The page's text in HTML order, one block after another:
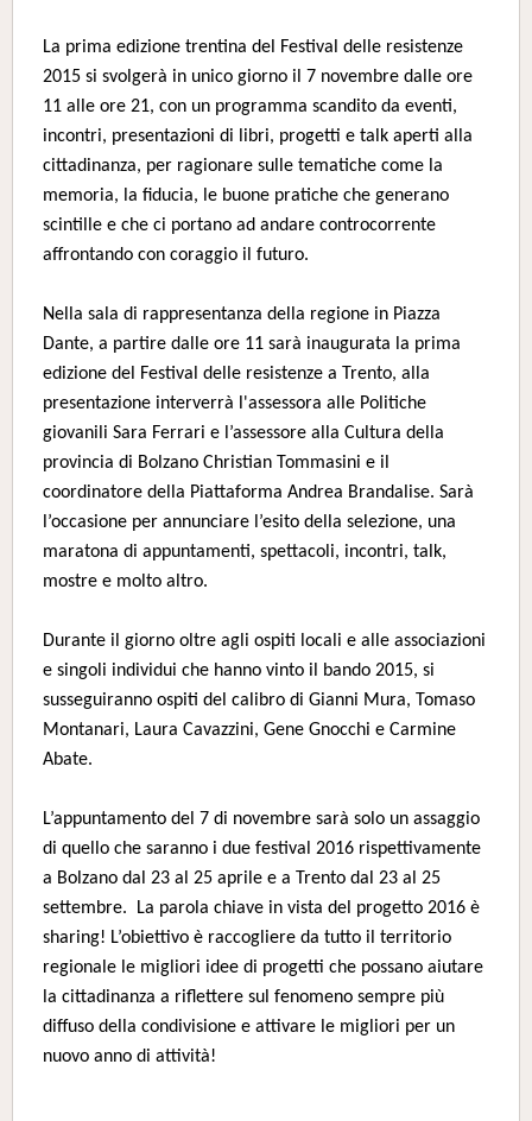
La prima edizione trentina del Festival delle resistenze
2015 si svolgerà in unico giorno il 7 novembre dalle ore
11 alle ore 21, con un programma scandito da eventi,
incontri, presentazioni di libri, progetti e talk aperti alla
cittadinanza, per ragionare sulle tematiche come la
memoria, la fiducia, le buone pratiche che generano
scintille e che ci portano ad andare controcorrente
affrontando con coraggio il futuro.
Nella sala di rappresentanza della regione in Piazza
Dante, a partire dalle ore 11 sarà inaugurata la prima
edizione del Festival delle resistenze a Trento, alla
presentazione interverrà l'assessora alle Politiche
giovanili Sara Ferrari e l’assessore alla Cultura della
provincia di Bolzano Christian Tommasini e il
coordinatore della Piattaforma Andrea Brandalise. Sarà
l’occasione per annunciare l’esito della selezione, una
maratona di appuntamenti, spettacoli, incontri, talk,
mostre e molto altro.
Durante il giorno oltre agli ospiti locali e alle associazioni
e singoli individui che hanno vinto il bando 2015, si
susseguiranno ospiti del calibro di Gianni Mura, Tomaso
Montanari, Laura Cavazzini, Gene Gnocchi e Carmine
Abate.
L’appuntamento del 7 di novembre sarà solo un assaggio
di quello che saranno i due festival 2016 rispettivamente
a Bolzano dal 23 al 25 aprile e a Trento dal 23 al 25
settembre. La parola chiave in vista del progetto 2016 è
sharing! L’obiettivo è raccogliere da tutto il territorio
regionale le migliori idee di progetti che possano aiutare
la cittadinanza a riflettere sul fenomeno sempre più
diffuso della condivisione e attivare le migliori per un
nuovo anno di attività!